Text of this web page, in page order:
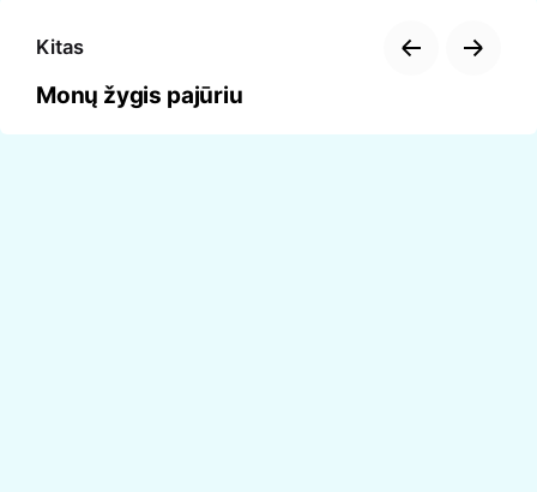
Kitas
Monų žygis pajūriu